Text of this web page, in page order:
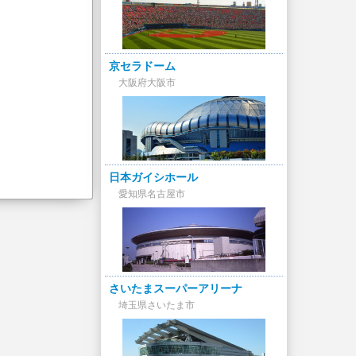
京セラドーム
大阪府大阪市
日本ガイシホール
愛知県名古屋市
さいたまスーパーアリーナ
埼玉県さいたま市